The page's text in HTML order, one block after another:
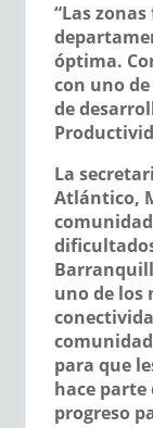
“Las
óptima.
con uno
de
La
Atlántico,
uno de los
para que
hace parte
progreso